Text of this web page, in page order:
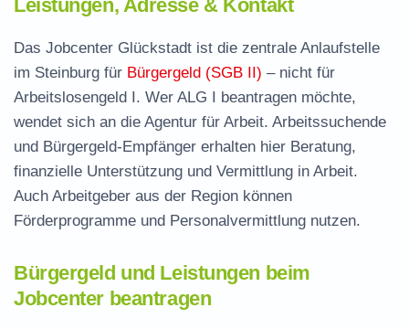
Leistungen, Adresse & Kontakt
Das Jobcenter Glückstadt ist die zentrale Anlaufstelle
im Steinburg für Bürgergeld (SGB II) – nicht für
Arbeitslosengeld I. Wer ALG I beantragen möchte,
wendet sich an die Agentur für Arbeit. Arbeitssuchende
und Bürgergeld-Empfänger erhalten hier Beratung,
finanzielle Unterstützung und Vermittlung in Arbeit.
Auch Arbeitgeber aus der Region können
Förderprogramme und Personalvermittlung nutzen.
Bürgergeld und Leistungen beim
Jobcenter beantragen